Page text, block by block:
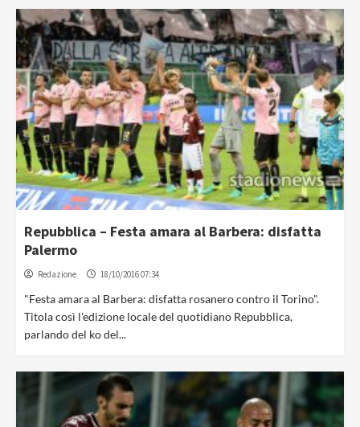
Repubblica – Festa amara al Barbera: disfatta
Palermo
Redazione 18/10/2016 07:34
"Festa amara al Barbera: disfatta rosanero contro il Torino".
Titola così l'edizione locale del quotidiano Repubblica,
parlando del ko del...